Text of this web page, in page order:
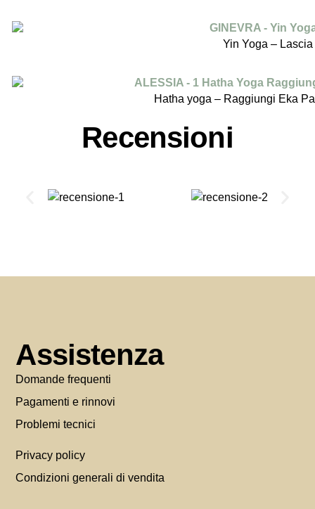
Yin Yoga –
Hatha yoga – Raggiungi Eka
Recensioni
Assistenza
Domande frequenti
Pagamenti e rinnovi
Problemi tecnici
Privacy policy
Condizioni generali di vendita